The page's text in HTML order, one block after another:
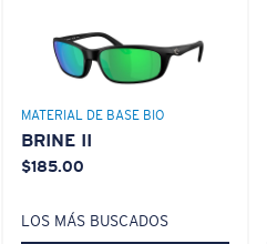
MATERIAL DE BASE BIO
BRINE II
$185.00
LOS MÁS BUSCADOS